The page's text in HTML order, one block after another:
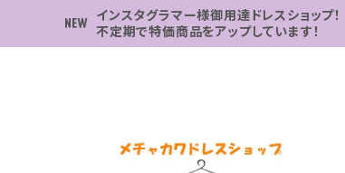
インスタグラマー様御用達ドレスショップ！
不定期で特価商品をアップしています！